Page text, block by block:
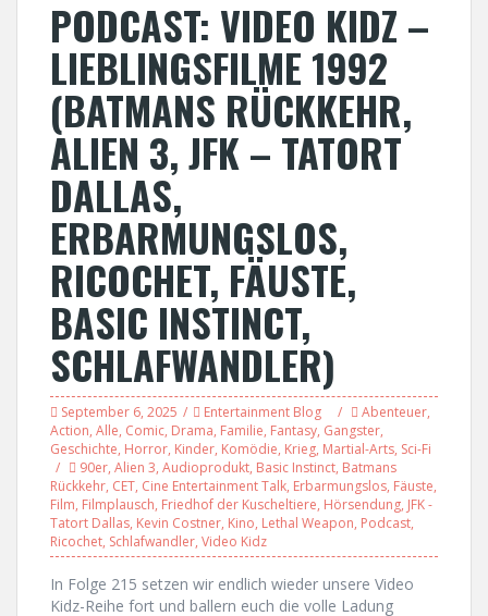
PODCAST: VIDEO KIDZ –
LIEBLINGSFILME 1992
(BATMANS RÜCKKEHR,
ALIEN 3, JFK – TATORT
DALLAS,
ERBARMUNGSLOS,
RICOCHET, FÄUSTE,
BASIC INSTINCT,
SCHLAFWANDLER)
September 6, 2025 Entertainment Blog Abenteuer,
Action, Alle, Comic, Drama, Familie, Fantasy, Gangster,
Geschichte, Horror, Kinder, Komödie, Krieg, Martial-Arts, Sci-Fi
90er, Alien 3, Audioprodukt, Basic Instinct, Batmans
Rückkehr, CET, Cine Entertainment Talk, Erbarmungslos, Fäuste,
Film, Filmplausch, Friedhof der Kuscheltiere, Hörsendung, JFK -
Tatort Dallas, Kevin Costner, Kino, Lethal Weapon, Podcast,
Ricochet, Schlafwandler, Video Kidz
In Folge 215 setzen wir endlich wieder unsere Video
Kidz-Reihe fort und ballern euch die volle Ladung